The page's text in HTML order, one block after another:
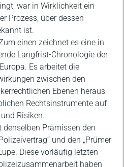
war in Wirklichkeit ein
Prozess, über dessen
ist.
einen zeichnet es eine in
Langfrist-Chronologie der
Es arbeitet die
zwischen den
Ebenen heraus
Rechtsinstrumente auf
Risiken.
Prämissen den
und den „Prümer
Diese vorläufig letzten
haben